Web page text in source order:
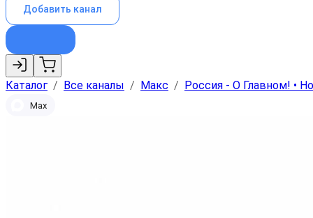
Добавить канал
Каталог / Все каналы / Макс / Россия - О Главном! •
Max